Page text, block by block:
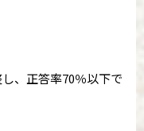
、正答率70％以下で